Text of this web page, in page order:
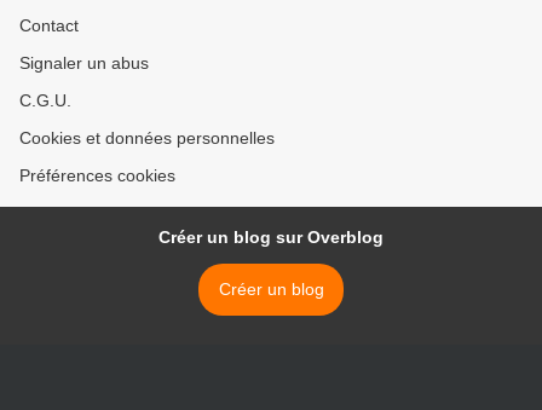
Contact
Signaler un abus
C.G.U.
Cookies et données personnelles
Préférences cookies
Créer un blog sur Overblog
Créer un blog